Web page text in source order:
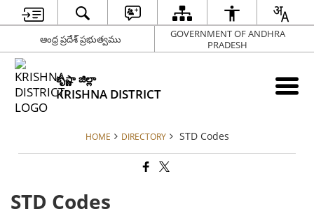
ఆంధ్ర ప్రదేశ్ ప్రభుత్వము
GOVERNMENT OF ANDHRA
PRADESH
కృష్ణా జిల్లా
KRISHNA DISTRICT
HOME DIRECTORY STD Codes
STD Codes